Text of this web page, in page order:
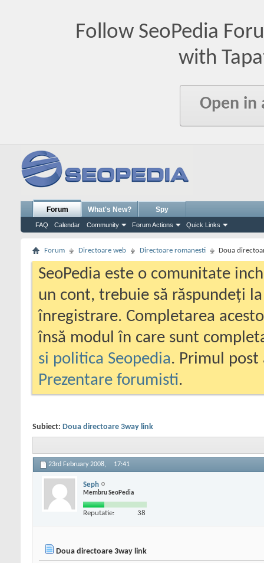
Follow SeoPedia
with
Open in
Forum
FAQ Calendar Community Forum Actions Quick Links
What's New? Spy
Forum Directoare web Directoare romanesti Doua
SeoPedia este o comunitate
un cont, trebuie să răspundeți
înregistrare. Completarea
însă modul în care sunt
si politica Seopedia. Primul
Prezentare forumisti.
Subiect: Doua directoare 3way link
23rd February 2008, 17:41
Seph
Membru SeoPedia
Reputatie: 38
Doua directoare 3way link